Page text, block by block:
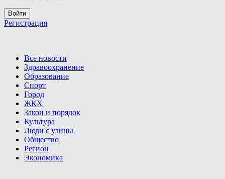
Войти
Регистрация
Все новости
Здравоохранение
Образование
Спорт
Город
ЖКХ
Закон и порядок
Культура
Люди с улицы
Общество
Регион
Экономика